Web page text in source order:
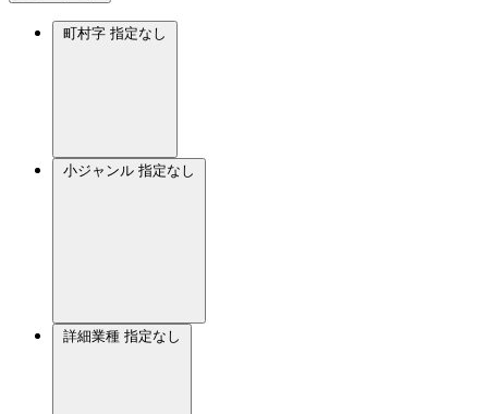
町村字 指定なし
小ジャンル 指定なし
詳細業種 指定なし